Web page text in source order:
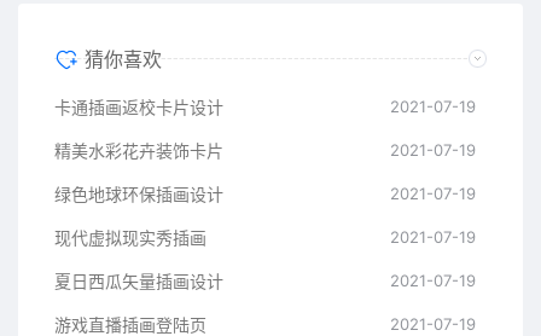
猜你喜欢
卡通插画返校卡片设计 2021-07-19
精美水彩花卉装饰卡片 2021-07-19
绿色地球环保插画设计 2021-07-19
现代虚拟现实秀插画 2021-07-19
夏日西瓜矢量插画设计 2021-07-19
游戏直播插画登陆页 2021-07-19